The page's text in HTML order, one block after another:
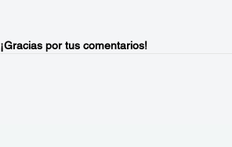
¡Gracias por tus comentarios!